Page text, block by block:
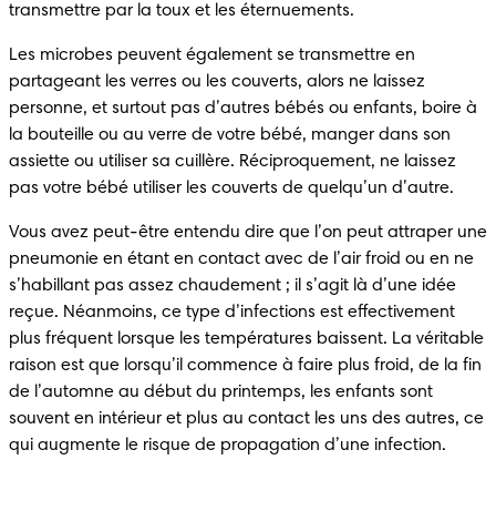
transmettre par la toux et les éternuements.
Les microbes peuvent également se transmettre en
partageant les verres ou les couverts, alors ne laissez
personne, et surtout pas d’autres bébés ou enfants, boire à
la bouteille ou au verre de votre bébé, manger dans son
assiette ou utiliser sa cuillère. Réciproquement, ne laissez
pas votre bébé utiliser les couverts de quelqu’un d’autre.
Vous avez peut-être entendu dire que l’on peut attraper une
pneumonie en étant en contact avec de l’air froid ou en ne
s’habillant pas assez chaudement ; il s’agit là d’une idée
reçue. Néanmoins, ce type d’infections est effectivement
plus fréquent lorsque les températures baissent. La véritable
raison est que lorsqu’il commence à faire plus froid, de la fin
de l’automne au début du printemps, les enfants sont
souvent en intérieur et plus au contact les uns des autres, ce
qui augmente le risque de propagation d’une infection.